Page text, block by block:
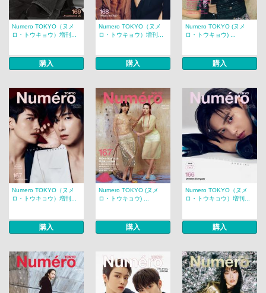
Numero TOKYO（ヌメ
ロ・トウキョウ）増刊...
購入
Numero TOKYO（ヌメ
ロ・トウキョウ）増刊...
購入
Numero TOKYO (ヌメ
ロ・トウキョウ) ...
購入
Numero TOKYO（ヌメ
ロ・トウキョウ）増刊...
購入
Numero TOKYO (ヌメ
ロ・トウキョウ) ...
購入
Numero TOKYO（ヌメ
ロ・トウキョウ）増刊...
購入